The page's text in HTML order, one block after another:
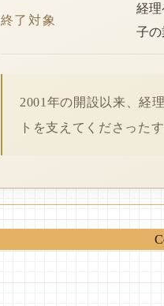
終了対象
経
子
2001年の開設以来、経
トを支えてくださった